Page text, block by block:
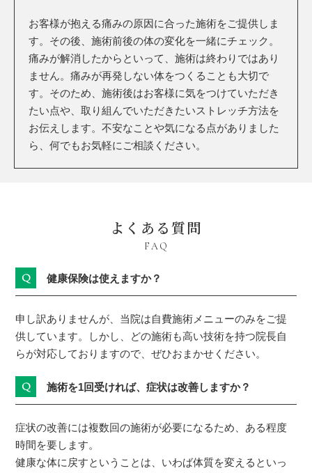
お客様が抱える痛みの原因に合った施術をご提供しま
す。その後、施術前後の体の変化を一緒にチェック。
痛みが解消したからといって、施術は終わりではあり
ません。痛みが再発しない体をつくることも大切で
す。そのため、施術後はお客様に気をつけていただき
たい点や、取り組んでいただきたいストレッチ方法を
お伝えします。不安なことや気になる点がありました
ら、何でもお気軽にご相談ください。
よくある質問
FAQ
Q 健康保険は使えますか？
申し訳ありませんが、当院は自費施術メニューのみをご提
供しています。しかし、どの施術も高い技術を持つ院長自
らが対応しておりますので、ぜひおまかせください。
Q 施術を1回受ければ、症状は改善しますか？
症状の改善には複数回の施術が必要になるため、ある程度
時間を要します。
健康な体に戻すということは、いわば体質を変えるといっ